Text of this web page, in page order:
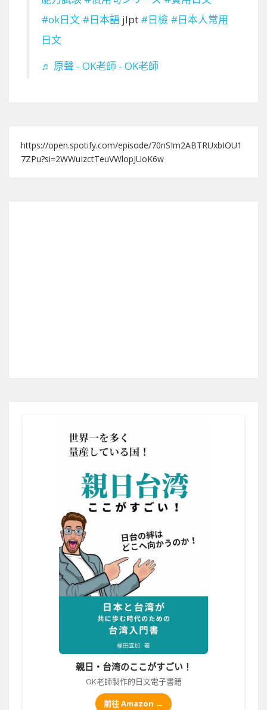
#ok日文 #日本語 jlpt #日檢 #日本人常用
日文
♬ 原聲 - OK老師 - OK老師
https://open.spotify.com/episode/70nSIm2ABTRUxbIOU1
7ZPu?si=2WWuIzctTeuVWlopJUoK6w
親日・台湾のここがすごい！
OK老師製作的日文電子書籍
前往 Amazon →